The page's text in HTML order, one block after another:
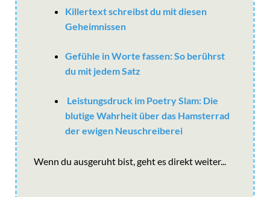
Killertext schreibst du mit diesen
Geheimnissen
Gefühle in Worte fassen: So berührst
du mit jedem Satz
Leistungsdruck im Poetry Slam: Die
blutige Wahrheit über das Hamsterrad
der ewigen Neuschreiberei
Wenn du ausgeruht bist, geht es direkt weiter...